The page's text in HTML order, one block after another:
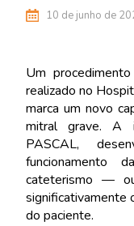
10 de junho de
Um
realizado no
marca um novo
mitral grave. A
PASCAL,
cateterismo —
significativamente
do paciente.